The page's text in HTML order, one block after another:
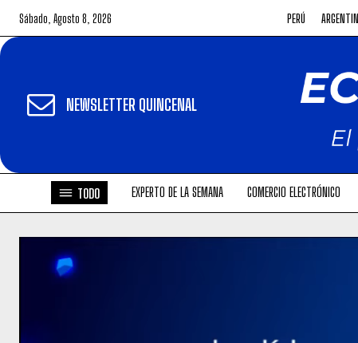
Sábado, Agosto 8, 2026 PERÚ
NEWSLETTER QUINCENAL
TODO EXPERTO DE LA SEMANA COMERCIO ELECTRÓNICO